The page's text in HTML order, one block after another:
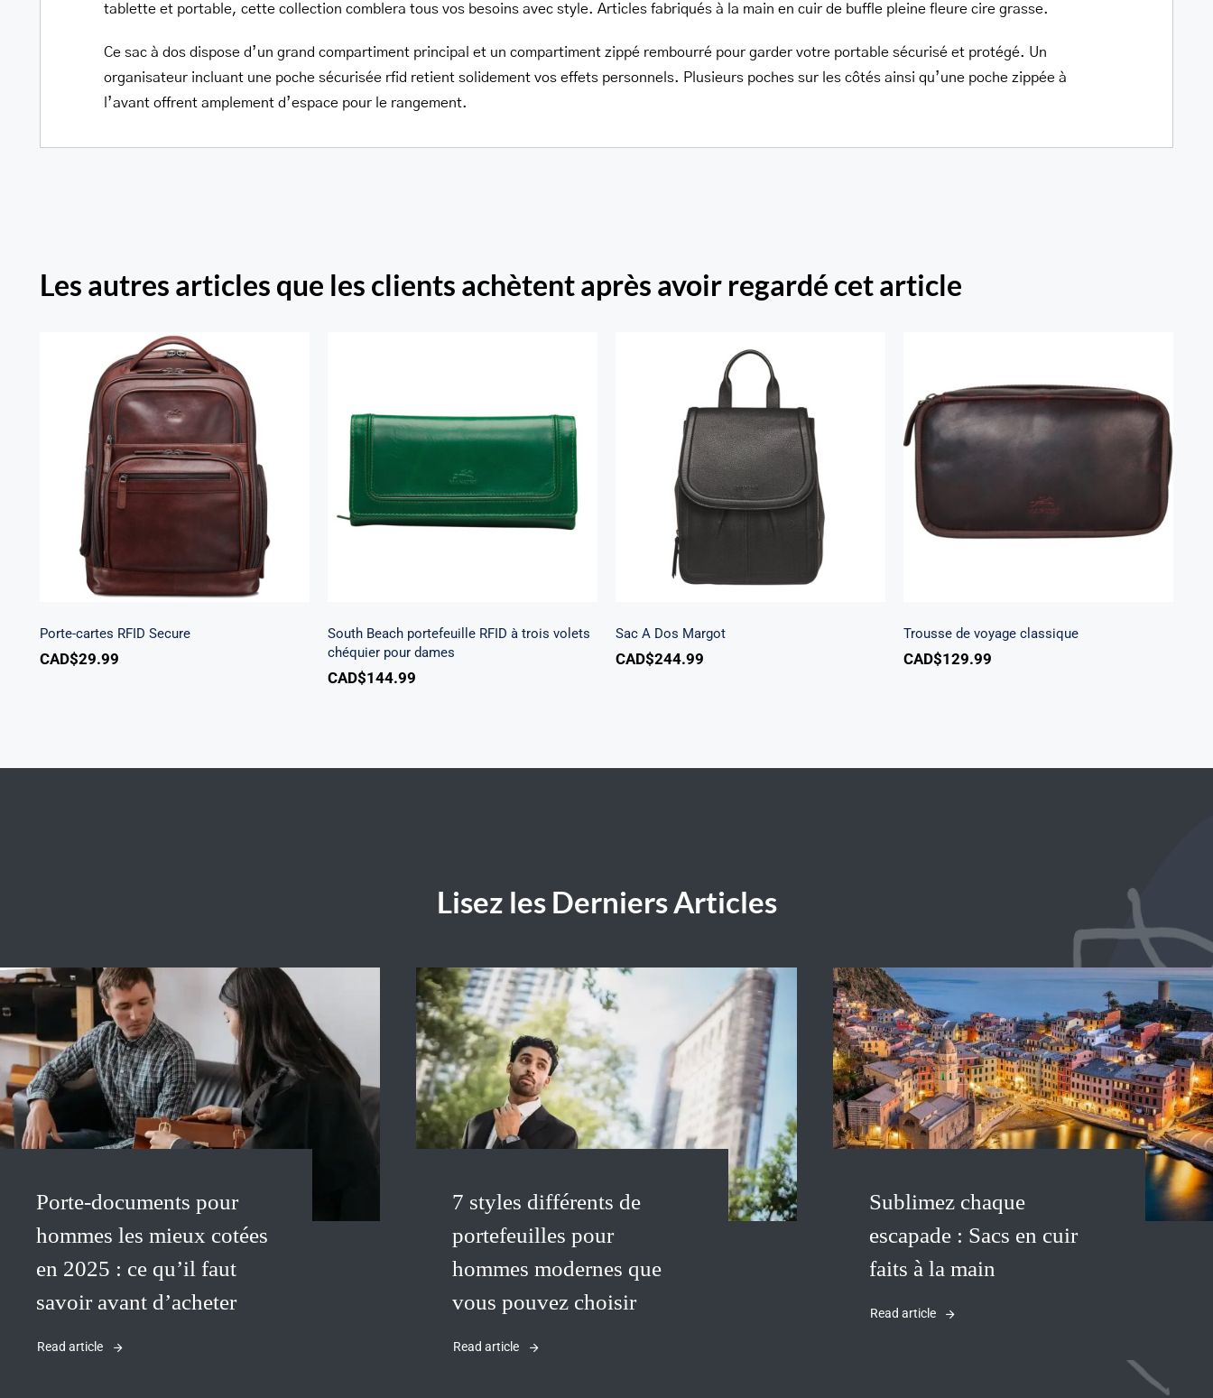
tablette et portable, cette collection comblera tous vos besoins avec style. Articles fabriqués à la main en cuir de buffle pleine fleure cire grasse.
Ce sac à dos dispose d’un grand compartiment principal et un compartiment zippé rembourré pour garder votre portable sécurisé et protégé. Un
organisateur incluant une poche sécurisée rfid retient solidement vos effets personnels. Plusieurs poches sur les côtés ainsi qu’une poche zippée à
l’avant offrent amplement d’espace pour le rangement.
Les autres articles que les clients achètent après avoir regardé cet article
Porte-cartes RFID Secure
Porte-cartes RFID Secure
CAD$29.99
South Beach portefeuille RFID
à trois volets chéquier pour
dames
South Beach portefeuille RFID à trois volets
chéquier pour dames
CAD$144.99
Sac A Dos Margot
Sac A Dos Margot
CAD$244.99
Trousse de voyage classique
Trousse de voyage classique
CAD$129.99
Lisez les Derniers Articles
Porte-documents pour
hommes les mieux cotées
en 2025 : ce qu’il faut
savoir avant d’acheter
Read article
7 styles différents de
portefeuilles pour
hommes modernes que
vous pouvez choisir
Read article
Sublimez chaque
escapade : Sacs en cuir
faits à la main
Read article